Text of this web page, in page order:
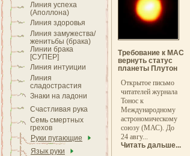
Линия успеха
(Аполлона)
Линия здоровья
Линия замужества/
женитьбы (брака)
Линии брака
[СУПЕР]
Линия интуиции
Линия
сладострастия
Знаки на ладони
Счастливая рука
Семь смертных
грехов
Руки пугающие
Язык руки
Требование к МАС
вернуть статус
планеты Плутон
Открытое письмо
читателей журнала
Тонос к
Международному
астрономическому
союзу (МАС). До
24 авгу...
Читать дальше...